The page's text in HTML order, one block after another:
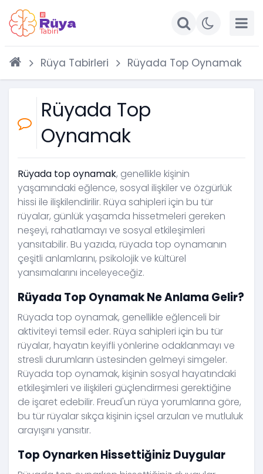
Rüya Tabirleri Rüyada Top Oynamak
Rüyada Top
Oynamak
Rüyada top oynamak, genellikle kişinin
yaşamındaki eğlence, sosyal ilişkiler ve özgürlük
hissi ile ilişkilendirilir. Rüya sahipleri için bu tür
rüyalar, günlük yaşamda hissetmeleri gereken
neşeyi, rahatlamayı ve sosyal etkileşimleri
yansıtabilir. Bu yazıda, rüyada top oynamanın
çeşitli anlamlarını, psikolojik ve kültürel
yansımalarını inceleyeceğiz.
Rüyada Top Oynamak Ne Anlama Gelir?
Rüyada top oynamak, genellikle eğlenceli bir
aktiviteyi temsil eder. Rüya sahipleri için bu tür
rüyalar, hayatın keyifli yönlerine odaklanmayı ve
stresli durumların üstesinden gelmeyi simgeler.
Rüyada top oynamak, kişinin sosyal hayatındaki
etkileşimleri ve ilişkileri güçlendirmesi gerektiğine
de işaret edebilir. Freud'un rüya yorumlarına göre,
bu tür rüyalar sıkça kişinin içsel arzuları ve mutluluk
arayışını yansıtır.
Top Oynarken Hissettiğiniz Duygular